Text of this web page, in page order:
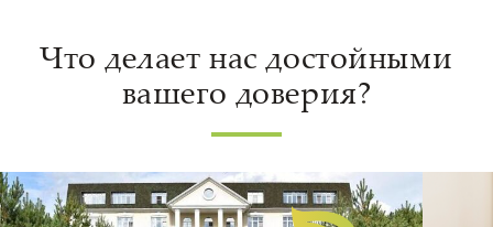
Что делает нас достойными
вашего доверия?